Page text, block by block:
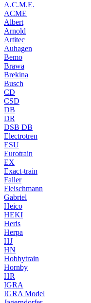
A.C.M.E.
ACME
Albert
Arnold
Artitec
Auhagen
Bemo
Brawa
Brekina
Busch
CD
CSD
DB
DR
DSB DB
Electrotren
ESU
Eurotrain
EX
Exact-train
Faller
Fleischmann
Gabriel
Heico
HEKI
Heris
Herpa
HJ
HN
Hobbytrain
Hornby
HR
IGRA
IGRA Model